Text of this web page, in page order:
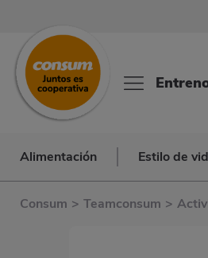
Alimentación Estilo de
Consum > Teamconsum >